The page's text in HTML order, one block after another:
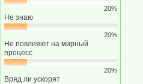
20%
Не знаю
20%
Не повлияют на мирный
процесс
20%
Вряд ли ускорят